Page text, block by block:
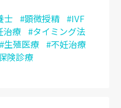
士 #顕微授精 #IVF
治療 #タイミング法
#生殖医療 #不妊治療
険診療